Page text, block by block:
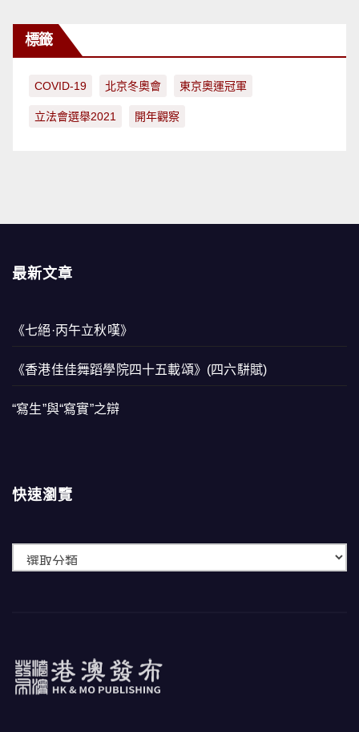
標籤
COVID-19 北京冬奧會 東京奧運冠軍
立法會選舉2021 開年觀察
最新文章
《七絕·丙午立秋嘆》
《香港佳佳舞蹈學院四十五載頌》(四六駢賦)
“寫生”與“寫實”之辯
快速瀏覽